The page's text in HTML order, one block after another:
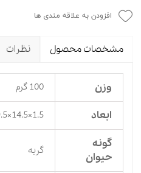
افزودن به علاقه مندی ها
مشخصات محصول نظرات
وزن 100 گرم
ابعاد 1.5×14.5×9.5 سانتی‌متر
گونه
حیوان
گربه